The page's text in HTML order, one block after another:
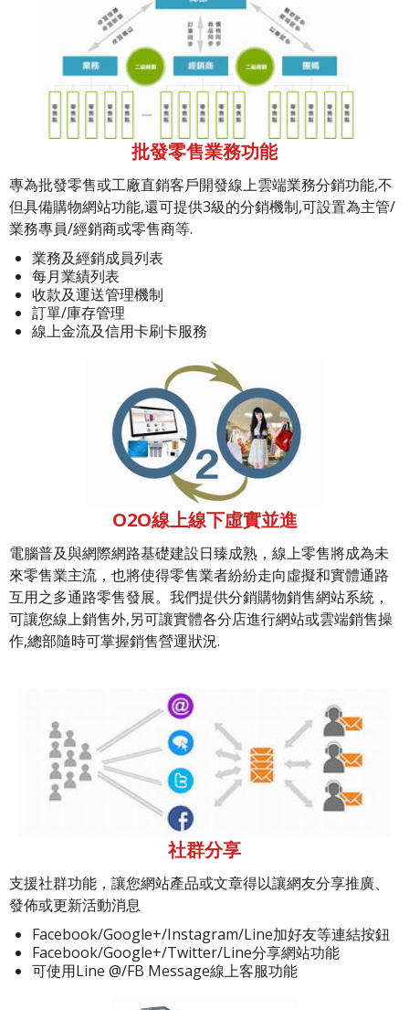
批發零售業務功能
專為批發零售或工廠直銷客戶開發線上雲端業務分銷功能,不
但具備購物網站功能,還可提供3級的分銷機制,可設置為主管/
業務專員/經銷商或零售商等.
業務及經銷成員列表
每月業績列表
收款及運送管理機制
訂單/庫存管理
線上金流及信用卡刷卡服務
O2O線上線下虛實並進
電腦普及與網際網路基礎建設日臻成熟，線上零售將成為未
來零售業主流，也將使得零售業者紛紛走向虛擬和實體通路
互用之多通路零售發展。我們提供分銷購物銷售網站系統，
可讓您線上銷售外,另可讓實體各分店進行網站或雲端銷售操
作,總部隨時可掌握銷售營運狀況.
社群分享
支援社群功能，讓您網站產品或文章得以讓網友分享推廣、
發佈或更新活動消息
Facebook/Google+/Instagram/Line加好友等連結按鈕
Facebook/Google+/Twitter/Line分享網站功能
可使用Line @/FB Message線上客服功能